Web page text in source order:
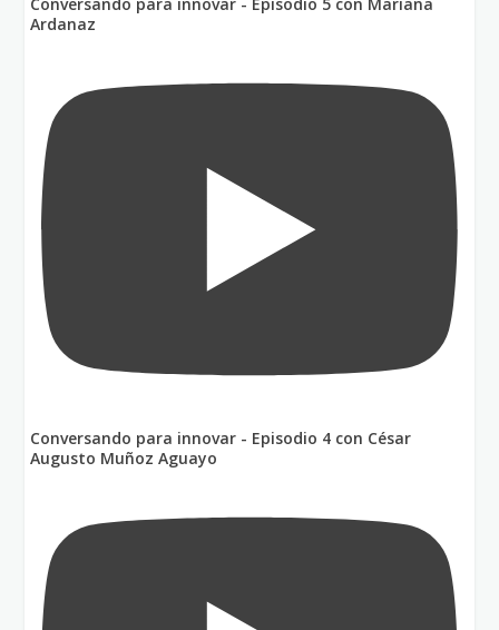
Ardanaz
Conversando para innovar - Episodio 4 con César
Augusto Muñoz Aguayo